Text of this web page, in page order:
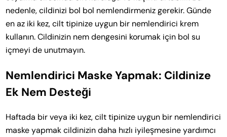
nedenle, cildinizi bol bol nemlendirmeniz gerekir. Günde
en az iki kez, cilt tipinize uygun bir nemlendirici krem
kullanın. Cildinizin nem dengesini korumak için bol su
içmeyi de unutmayın.
Nemlendirici Maske Yapmak: Cildinize
Ek Nem Desteği
Haftada bir veya iki kez, cilt tipinize uygun bir nemlendirici
maske yapmak cildinizin daha hızlı iyileşmesine yardımcı